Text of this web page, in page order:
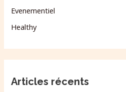
Evenementiel
Healthy
Articles récents